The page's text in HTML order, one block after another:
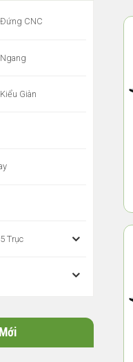
CNC
Giàn
Trục